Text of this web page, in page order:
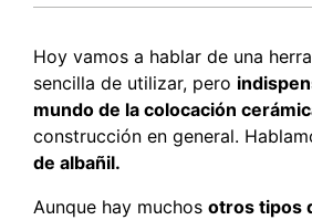
Hoy vamos a hablar de una
sencilla de utilizar, pero
mundo de la colocación
construcción en general.
de albañil.
Aunque hay muchos otros tipos